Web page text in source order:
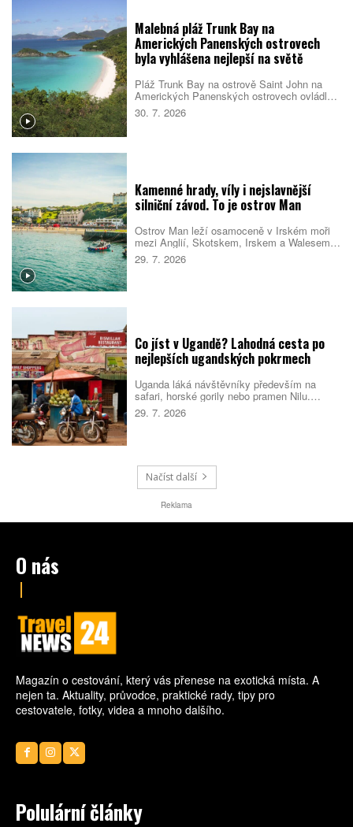
Malebná pláž Trunk Bay na
Amerických Panenských ostrovech
byla vyhlášena nejlepší na světě
Pláž Trunk Bay na ostrově Saint John na
Amerických Panenských ostrovech ovládla
žebříček nejlepších pláží světa pro rok 2026.
Rozhodla kombinace bílého písku, průzračné
30. 7. 2026
Kamenné hrady, víly i nejslavnější
silniční závod. To je ostrov Man
Ostrov Man leží osamoceně v Irském moři
mezi Anglií, Skotskem, Irskem a Walesem.
Nabízí dramatické pobřeží, zelená údolí,
staré hrady i příběhy o vílách a přízracích.
29. 7. 2026
Co jíst v Ugandě? Lahodná cesta po
nejlepších ugandských pokrmech
Uganda láká návštěvníky především na
safari, horské gorily nebo pramen Nilu.
Místní kuchyně ale patří k zážitkům, které
mnoho cestovatelů příjemně překvapí. Staví
29. 7. 2026
Načíst další
Reklama
O nás
Magazín o cestování, který vás přenese na exotická místa. A
nejen ta. Aktuality, průvodce, praktické rady, tipy pro
cestovatele, fotky, videa a mnoho dalšího.
Polulární články